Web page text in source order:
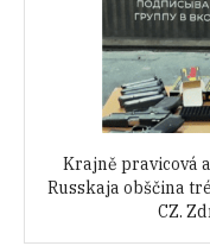
Krajně pravicová
Russkaja obščina
CZ.